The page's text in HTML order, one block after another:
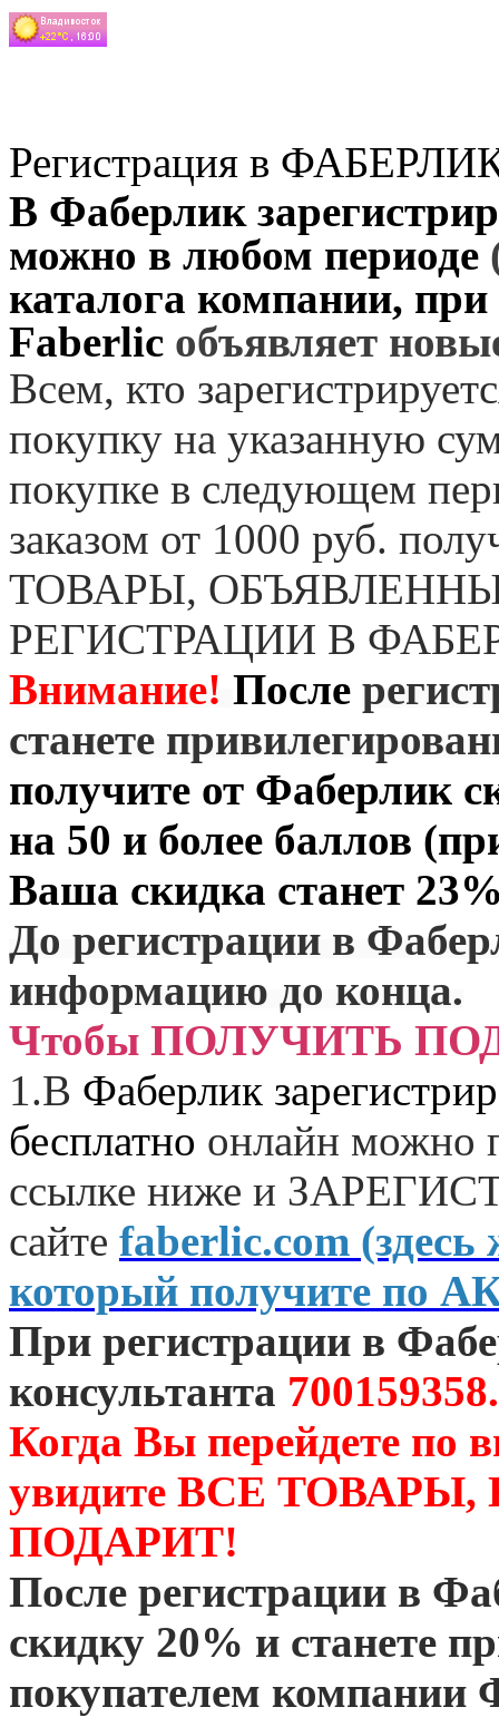
Регистрация в
В Фаберлик
можно в любом периоде
каталога компании,
Faberlic объявляет
Всем, кто
покупку на указанную
покупке в следующем
заказом от 1000 руб.
ТОВАРЫ,
РЕГИСТРАЦИИ В
Внимание! После
станете
получите от Фаберлик
на 50 и более баллов
Ваша скидка станет
До регистрации в
информацию до конца.
Чтобы ПОЛУЧИТЬ
1.В Фаберлик
бесплатно онлайн можно
ссылке ниже и
сайте faberlic.com
который получите по
При регистрации в
консультанта 700159358.
Когда Вы перейдете по
увидите ВСЕ
ПОДАРИТ!
После регистрации в
скидку 20% и станете
покупателем компании